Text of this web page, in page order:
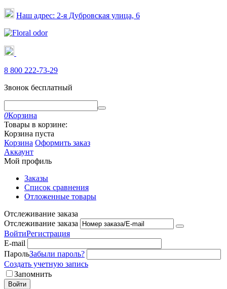
Наш адрес: 2-я Дубровская улица, 6
8 800 222-73-29
Звонок бесплатный
0Корзина
Товары в корзине:
Корзина пуста
Корзина Оформить заказ
Аккаунт
Мой профиль
Заказы
Список сравнения
Отложенные товары
Отслеживание заказа
Отслеживание заказа
ВойтиРегистрация
E-mail
ПарольЗабыли пароль?
Создать учетную запись
Запомнить
Войти